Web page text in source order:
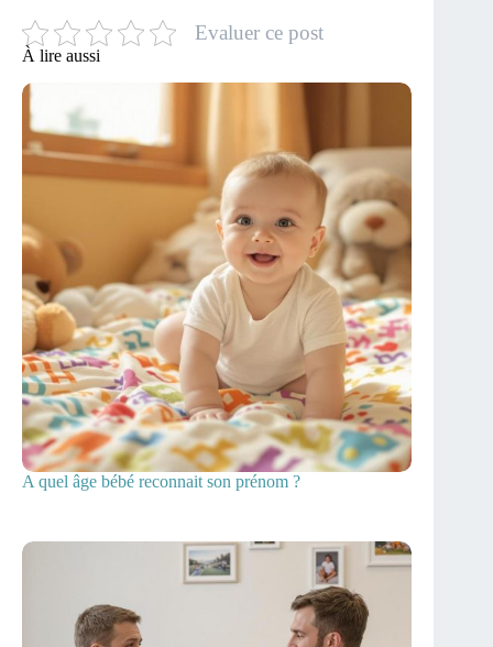
Evaluer ce post
À lire aussi
A quel âge bébé reconnait son prénom ?